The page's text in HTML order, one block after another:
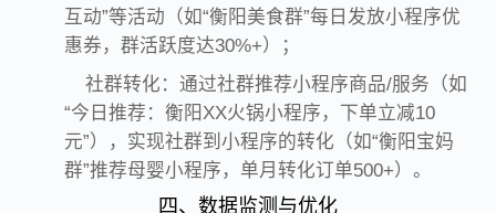
互动”等活动（如“衡阳美食群”每日发放小程序优
惠券，群活跃度达30%+）；
社群转化：通过社群推荐小程序商品/服务（如
“今日推荐：衡阳XX火锅小程序，下单立减10
元”），实现社群到小程序的转化（如“衡阳宝妈
群”推荐母婴小程序，单月转化订单500+）。
四、数据监测与优化